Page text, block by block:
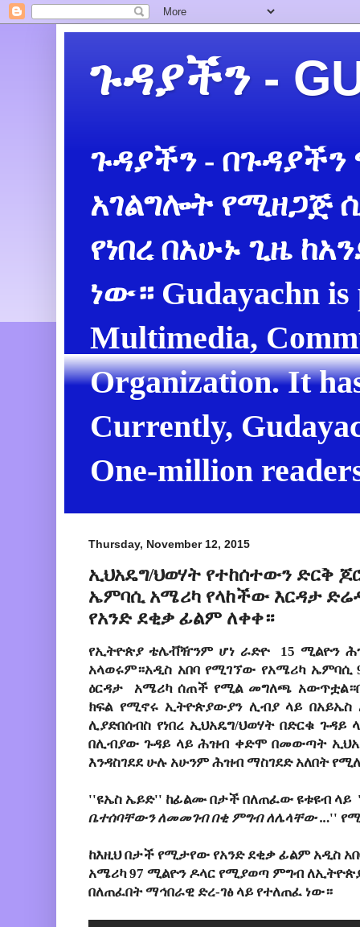
ጉዳያችን -
ጉዳያችን -
አገልግሎት የሚዘጋጅ
የነበረ በአሁኑ ጊዜ
ነው። Gudayachn is
Multimedia,
Organization. It
Currently,
One-million
Thursday, November 12, 2015
ኢህአዴግ/ህወሃት የተከሰተውን ድርቅ
ኤምባሲ አሜሪካ የላከችው እርዳታ
የአንድ ደቂቃ ፊልም ለቀቀ።
የኢትዮጵያ ቴሌቭዥንም ሆነ ራድዮ 15 ሚልዮን
አላወሩም።አዲስ አበባ የሚገኘው የአሜሪካ ኤምባሲ
ዕርዳታ አሜሪካ ሰጠች የሚል መግለጫ
ክፍል የሚኖሩ ኢትዮጵያውያን ሊብያ ላይ
ሊያድበሰብስ የነበረ ኢህአዴግ/ህወሃት በድርቁ ጉዳይ
በሊብያው ጉዳይ ላይ ሕዝብ ቀድሞ በመውጣት
እንዳስገደደ ሁሉ አሁንም ሕዝብ ማስገደድ አለበት
''ዩኤስ ኤይድ'' ከፊልሙ በታች በለጠፈው ዩቱዩብ ላይ
ቤተሰባቸውን ለመመገብ በቂ ምግብ ለሌላቸው ...''
ከእዚህ በታች የሚታየው የአንድደቂቃ ፊልምአዲስ
አሜሪካ 97 ሚልዮን ዶላር የሚያወጣ ምግብ
በለጠፈበት ማኅበራዊ ድረ-ገፅ ላይ የተለጠፈ ነው።